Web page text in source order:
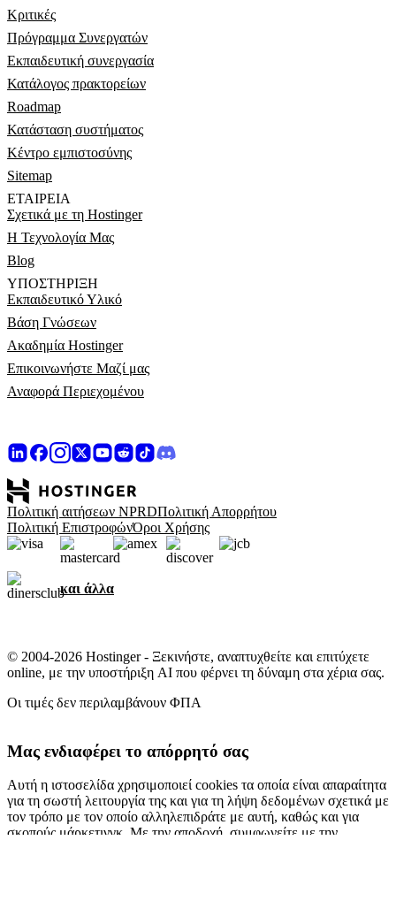
Κριτικές
Πρόγραμμα Συνεργατών
Εκπαιδευτική συνεργασία
Κατάλογος πρακτορείων
Roadmap
Κατάσταση συστήματος
Κέντρο εμπιστοσύνης
Sitemap
ΕΤΑΙΡΕΊΑ
Σχετικά με τη Hostinger
Η Τεχνολογία Μας
Blog
ΥΠΟΣΤΉΡΙΞΗ
Εκπαιδευτικό Υλικό
Βάση Γνώσεων
Ακαδημία Hostinger
Επικοινωνήστε Μαζί μας
Αναφορά Περιεχομένου
Πολιτική αιτήσεων NPRDΠολιτική Απορρήτου
Πολιτική ΕπιστροφώνΌροι Χρήσης
και άλλα
© 2004-2026 Hostinger - Ξεκινήστε, αναπτυχθείτε και επιτύχετε
online, με την υποστήριξη AI που φέρνει τη δύναμη στα χέρια σας.
Οι τιμές δεν περιλαμβάνουν ΦΠΑ
Μας ενδιαφέρει το απόρρητό σας
Αυτή η ιστοσελίδα χρησιμοποιεί cookies τα οποία είναι απαραίτητα
για τη σωστή λειτουργία της και για τη λήψη δεδομένων σχετικά με
τον τρόπο με τον οποίο αλληλεπιδράτε με αυτή, καθώς και για
σκοπούς μάρκετινγκ. Με την αποδοχή, συμφωνείτε με την